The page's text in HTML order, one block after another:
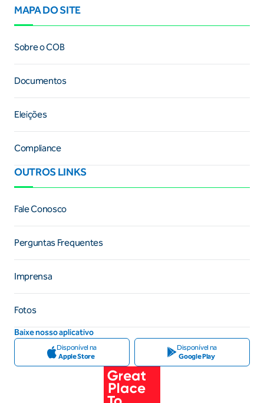
MAPA DO SITE
Sobre o COB
Documentos
Eleições
Compliance
OUTROS LINKS
Fale Conosco
Perguntas Frequentes
Imprensa
Fotos
Baixe nosso aplicativo
Disponível na
Apple Store
Disponível na
Google Play